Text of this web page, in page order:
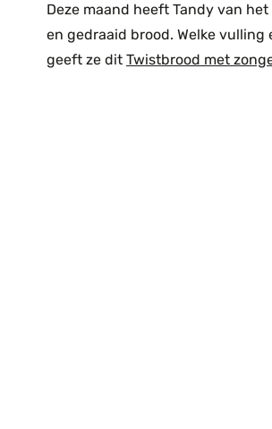
Deze maand heeft Tandy van het
en gedraaid brood. Welke
geeft ze dit Twistbrood met